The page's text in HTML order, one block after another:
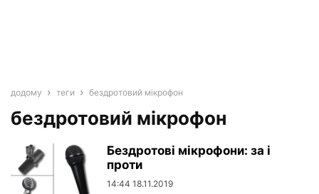
додому теги бездротовий мікрофон
бездротовий мікрофон
Бездротові мікрофони: за і
проти
14:44 18.11.2019